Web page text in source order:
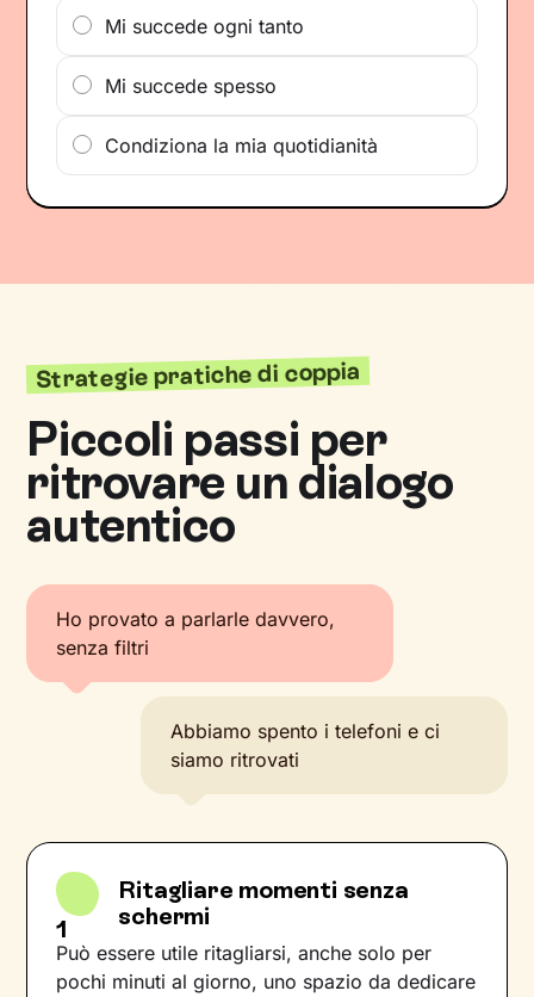
Mi succede ogni tanto
Mi succede spesso
Condiziona la mia quotidianità
Strategie pratiche di coppia
Piccoli passi per
ritrovare un dialogo
autentico
Ho provato a parlarle davvero,
senza filtri
Abbiamo spento i telefoni e ci
siamo ritrovati
1
Ritagliare momenti senza
schermi
Può essere utile ritagliarsi, anche solo per
pochi minuti al giorno, uno spazio da dedicare